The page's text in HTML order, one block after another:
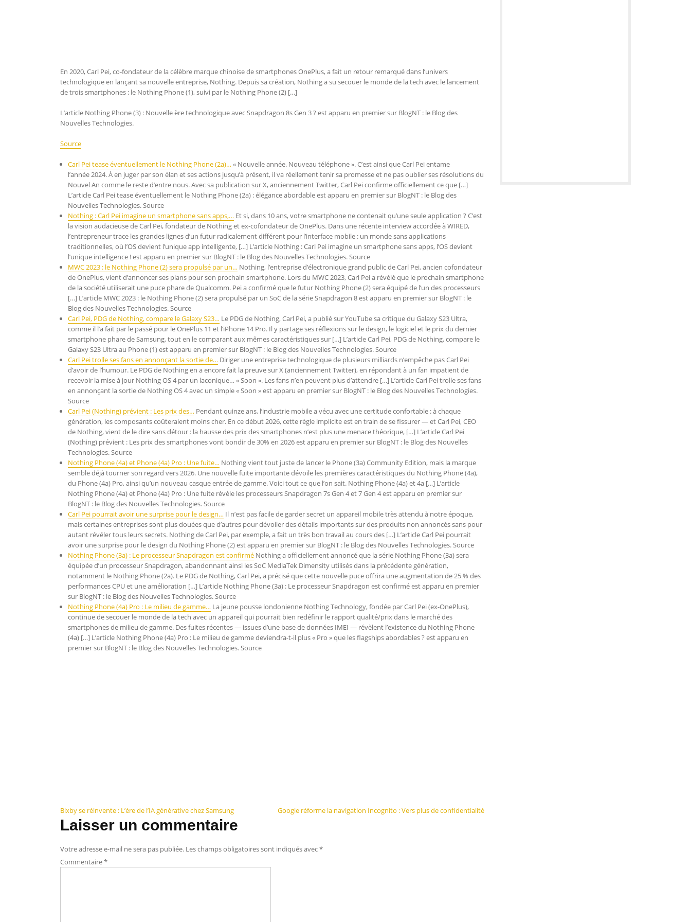
En 2020, Carl Pei, co-fondateur de la célèbre marque chinoise de smartphones OnePlus, a fait un retour remarqué dans l’univers
technologique en lançant sa nouvelle entreprise, Nothing. Depuis sa création, Nothing a su secouer le monde de la tech avec le lancement
de trois smartphones : le Nothing Phone (1), suivi par le Nothing Phone (2) […]
L’article Nothing Phone (3) : Nouvelle ère technologique avec Snapdragon 8s Gen 3 ? est apparu en premier sur BlogNT : le Blog des
Nouvelles Technologies.
Source
Carl Pei tease éventuellement le Nothing Phone (2a)…« Nouvelle année. Nouveau téléphone ». C’est ainsi que Carl Pei entame
l’année 2024. À en juger par son élan et ses actions jusqu’à présent, il va réellement tenir sa promesse et ne pas oublier ses résolutions du
Nouvel An comme le reste d’entre nous. Avec sa publication sur X, anciennement Twitter, Carl Pei confirme officiellement ce que […]
L’article Carl Pei tease éventuellement le Nothing Phone (2a) : élégance abordable est apparu en premier sur BlogNT : le Blog des
Nouvelles Technologies. Source
Nothing : Carl Pei imagine un smartphone sans apps,… Et si, dans 10 ans, votre smartphone ne contenait qu’une seule application ? C’est
la vision audacieuse de Carl Pei, fondateur de Nothing et ex-cofondateur de OnePlus. Dans une récente interview accordée à WIRED,
l’entrepreneur trace les grandes lignes d’un futur radicalement différent pour l’interface mobile : un monde sans applications
traditionnelles, où l’OS devient l’unique app intelligente, […] L’article Nothing : Carl Pei imagine un smartphone sans apps, l’OS devient
l’unique intelligence ! est apparu en premier sur BlogNT : le Blog des Nouvelles Technologies. Source
MWC 2023 : le Nothing Phone (2) sera propulsé par un… Nothing, l’entreprise d’électronique grand public de Carl Pei, ancien cofondateur
de OnePlus, vient d’annoncer ses plans pour son prochain smartphone. Lors du MWC 2023, Carl Pei a révélé que le prochain smartphone
de la société utiliserait une puce phare de Qualcomm. Pei a confirmé que le futur Nothing Phone (2) sera équipé de l’un des processeurs
[…] L’article MWC 2023 : le Nothing Phone (2) sera propulsé par un SoC de la série Snapdragon 8 est apparu en premier sur BlogNT : le
Blog des Nouvelles Technologies. Source
Carl Pei, PDG de Nothing, compare le Galaxy S23… Le PDG de Nothing, Carl Pei, a publié sur YouTube sa critique du Galaxy S23 Ultra,
comme il l’a fait par le passé pour le OnePlus 11 et l’iPhone 14 Pro. Il y partage ses réflexions sur le design, le logiciel et le prix du dernier
smartphone phare de Samsung, tout en le comparant aux mêmes caractéristiques sur […] L’article Carl Pei, PDG de Nothing, compare le
Galaxy S23 Ultra au Phone (1) est apparu en premier sur BlogNT : le Blog des Nouvelles Technologies. Source
Carl Pei trolle ses fans en annonçant la sortie de… Diriger une entreprise technologique de plusieurs milliards n’empêche pas Carl Pei
d’avoir de l’humour. Le PDG de Nothing en a encore fait la preuve sur X (anciennement Twitter), en répondant à un fan impatient de
recevoir la mise à jour Nothing OS 4 par un laconique… « Soon ». Les fans n’en peuvent plus d’attendre […] L’article Carl Pei trolle ses fans
en annonçant la sortie de Nothing OS 4 avec un simple « Soon » est apparu en premier sur BlogNT : le Blog des Nouvelles Technologies.
Source
Carl Pei (Nothing) prévient : Les prix des… Pendant quinze ans, l’industrie mobile a vécu avec une certitude confortable : à chaque
génération, les composants coûteraient moins cher. En ce début 2026, cette règle implicite est en train de se fissurer — et Carl Pei, CEO
de Nothing, vient de le dire sans détour : la hausse des prix des smartphones n’est plus une menace théorique, […] L’article Carl Pei
(Nothing) prévient : Les prix des smartphones vont bondir de 30% en 2026 est apparu en premier sur BlogNT : le Blog des Nouvelles
Technologies. Source
Nothing Phone (4a) et Phone (4a) Pro : Une fuite… Nothing vient tout juste de lancer le Phone (3a) Community Edition, mais la marque
semble déjà tourner son regard vers 2026. Une nouvelle fuite importante dévoile les premières caractéristiques du Nothing Phone (4a),
du Phone (4a) Pro, ainsi qu’un nouveau casque entrée de gamme. Voici tout ce que l’on sait. Nothing Phone (4a) et 4a […] L’article
Nothing Phone (4a) et Phone (4a) Pro : Une fuite révèle les processeurs Snapdragon 7s Gen 4 et 7 Gen 4 est apparu en premier sur
BlogNT : le Blog des Nouvelles Technologies. Source
Carl Pei pourrait avoir une surprise pour le design… Il n’est pas facile de garder secret un appareil mobile très attendu à notre époque,
mais certaines entreprises sont plus douées que d’autres pour dévoiler des détails importants sur des produits non annoncés sans pour
autant révéler tous leurs secrets. Nothing de Carl Pei, par exemple, a fait un très bon travail au cours des […] L’article Carl Pei pourrait
avoir une surprise pour le design du Nothing Phone (2) est apparu en premier sur BlogNT : le Blog des Nouvelles Technologies. Source
Nothing Phone (3a) : Le processeur Snapdragon est confirmé Nothing a officiellement annoncé que la série Nothing Phone (3a) sera
équipée d’un processeur Snapdragon, abandonnant ainsi les SoC MediaTek Dimensity utilisés dans la précédente génération,
notamment le Nothing Phone (2a). Le PDG de Nothing, Carl Pei, a précisé que cette nouvelle puce offrira une augmentation de 25 % des
performances CPU et une amélioration […] L’article Nothing Phone (3a) : Le processeur Snapdragon est confirmé est apparu en premier
sur BlogNT : le Blog des Nouvelles Technologies. Source
Nothing Phone (4a) Pro : Le milieu de gamme… La jeune pousse londonienne Nothing Technology, fondée par Carl Pei (ex-OnePlus),
continue de secouer le monde de la tech avec un appareil qui pourrait bien redéfinir le rapport qualité/prix dans le marché des
smartphones de milieu de gamme. Des fuites récentes — issues d’une base de données IMEI — révèlent l’existence du Nothing Phone
(4a) […] L’article Nothing Phone (4a) Pro : Le milieu de gamme deviendra-t-il plus « Pro » que les flagships abordables ? est apparu en
premier sur BlogNT : le Blog des Nouvelles Technologies. Source
Navigation
de
l’article
Bixby se réinvente : L’ère de l’IA générative chez Samsung Google réforme la navigation Incognito : Vers plus de confidentialité
Laisser un commentaire
Votre adresse e-mail ne sera pas publiée. Les champs obligatoires sont indiqués avec*
Commentaire*